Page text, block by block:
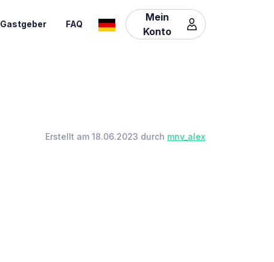
Gastgeber FAQ
Mein
Konto
Erstellt am 18.06.2023 durch mnv_alex